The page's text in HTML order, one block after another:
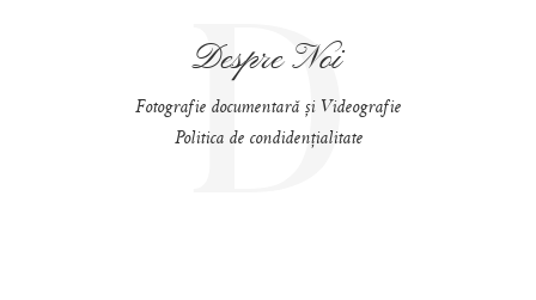
Despre Noi
D
Fotografie documentară și Videografie
Politica de condidențialitate